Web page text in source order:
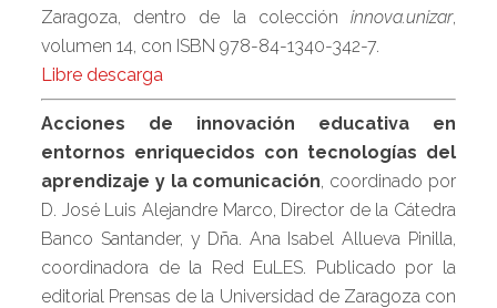
Zaragoza, dentro de la colección innova.unizar,
volumen 14, con ISBN 978-84-1340-342-7.
Libre descarga
Acciones de innovación educativa en
entornos enriquecidos con tecnologías del
aprendizaje y la comunicación, coordinado por
D. José Luis Alejandre Marco, Director de la Cátedra
Banco Santander, y Dña. Ana Isabel Allueva Pinilla,
coordinadora de la Red EuLES. Publicado por la
editorial Prensas de la Universidad de Zaragoza con